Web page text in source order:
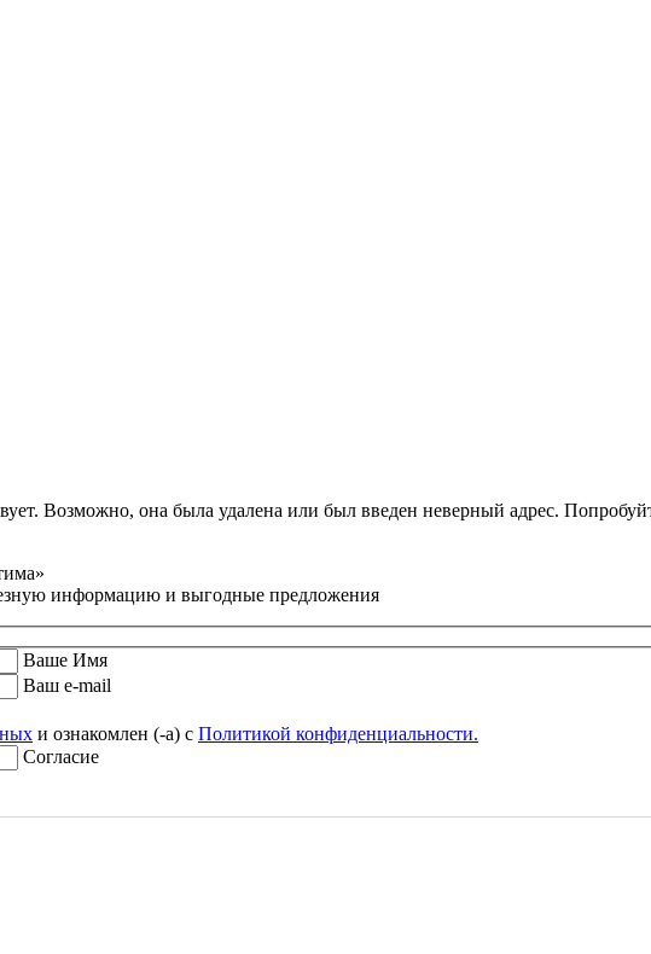
Возможно, она была удалена или был введен неверный адрес.
информацию и выгодные предложения
Ваше Имя
Ваш e-mail
и ознакомлен (-а) с Политикой конфиденциальности.
Согласие